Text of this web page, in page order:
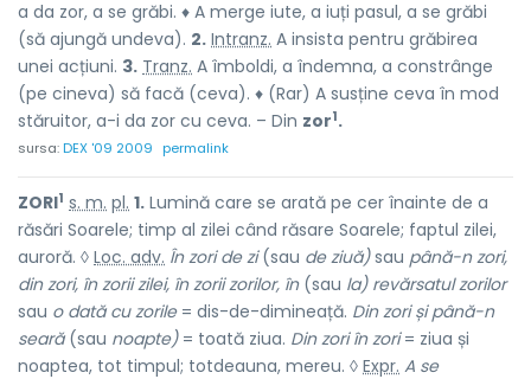
a da zor, a se grăbi. ♦ A merge iute, a iuți pasul, a se grăbi
(să ajungă undeva). 2. Intranz. A insista pentru grăbirea
unei acțiuni. 3. Tranz. A îmboldi, a îndemna, a constrânge
(pe cineva) să facă (ceva). ♦ (Rar) A susține ceva în mod
stăruitor, a-i da zor cu ceva. – Din zor1.
sursa:DEX '09 2009 permalink
ZORI1 s. m. pl. 1. Lumină care se arată pe cer înainte de a
răsări Soarele; timp al zilei când răsare Soarele; faptul zilei,
auroră. ◊ Loc. adv. În zori de zi(sau de ziuă)sau până-n zori,
din zori, în zorii zilei, în zorii zorilor, în(sau la) revărsatul zorilor
sau o dată cu zorile= dis-de-dimineață. Din zori și până-n
seară(sau noapte)= toată ziua. Din zori în zori= ziua și
noaptea, tot timpul; totdeauna, mereu. ◊ Expr. A se